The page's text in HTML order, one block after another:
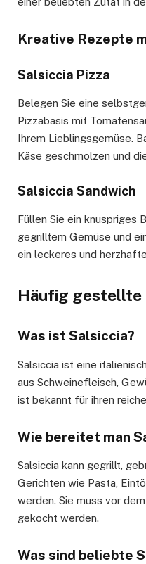
Kreative Rezepte
Salsiccia Pizza
Belegen Sie eine
Pizzabasis mit
Ihrem Lieblingsgemüse.
Käse geschmolzen und
Salsiccia Sandwich
Füllen Sie ein knuspriges
gegrilltem Gemüse und
ein leckeres und
Häufig gestellte
Was ist Salsiccia?
Salsiccia ist eine
aus Schweinefleisch,
ist bekannt für ihren
Wie bereitet man
Salsiccia kann gegrillt,
Gerichten wie Pasta,
werden. Sie muss vor
gekocht werden.
Was sind beliebte